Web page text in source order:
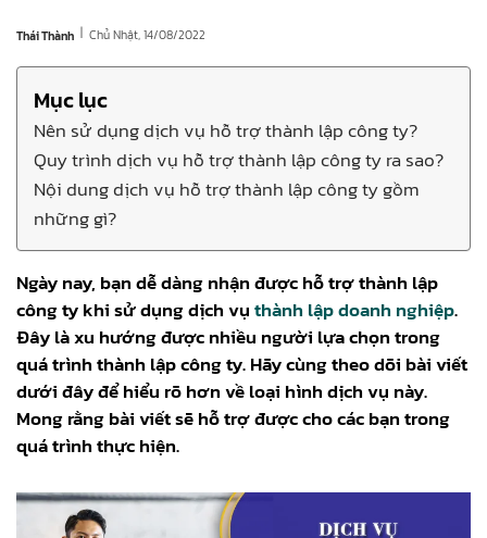
Thái Thành | Chủ Nhật, 14/08/2022
Mục lục
Nên sử dụng dịch vụ hỗ trợ thành lập công ty?
Quy trình dịch vụ hỗ trợ thành lập công ty ra sao?
Nội dung dịch vụ hỗ trợ thành lập công ty gồm
những gì?
Ngày nay, bạn dễ dàng nhận được hỗ trợ thành lập
công ty khi sử dụng dịch vụthành lập doanh nghiệp.
Đây là xu hướng được nhiều người lựa chọn trong
quá trình thành lập công ty. Hãy cùng theo dõi bài viết
dưới đây để hiểu rõ hơn về loại hình dịch vụ này.
Mong rằng bài viết sẽ hỗ trợ được cho các bạn trong
quá trình thực hiện.